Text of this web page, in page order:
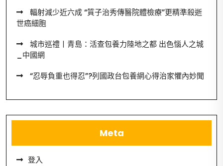
輻射減少近六成 “質子治秀傳醫院體檢療”更精準殺逝
世癌細胞
城市巡禮丨青島：活查包養力陸地之都 出色惱人之城
_中國網
“忍辱負重也得忍”?列國政台包養網心得治家懼內妙聞
Meta
登入